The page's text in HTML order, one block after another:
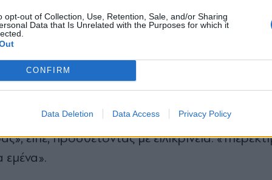
opt-out of Collection, Use, Retention, Sale, and/or Sharing
Data that Is Unrelated with the Purposes for which it
CONFIRM
Data Deletion Data Access Privacy Policy
κόρης της
και στον πατέρα της κόρης της, εξηγώντας ότι
άτυχη, ίσως πλήρωσε τη δημοσιότητά μου.
είπε, προσθέτοντας με ειλικρίνεια:
εμένα».